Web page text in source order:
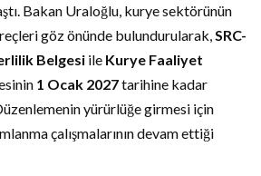
Bakan Uraloğlu, kurye sektörünün
göz önünde bulundurularak,SRC-
Belgesi ile Kurye Faaliyet
1 Ocak 2027tarihine kadar
Düzenlemenin yürürlüğe girmesi için
çalışmalarının devam ettiği